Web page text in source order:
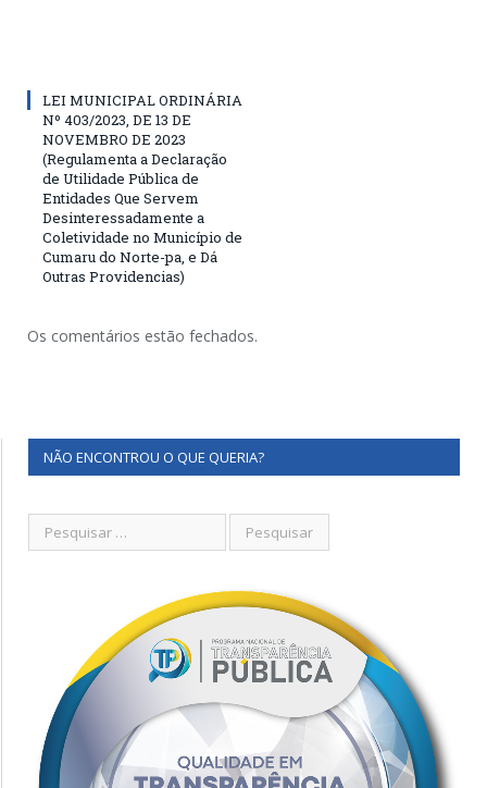
LEI MUNICIPAL ORDINÁRIA
Nº 403/2023, DE 13 DE
NOVEMBRO DE 2023
(Regulamenta a Declaração
de Utilidade Pública de
Entidades Que Servem
Desinteressadamente a
Coletividade no Município de
Cumaru do Norte-pa, e Dá
Outras Providencias)
Os comentários estão fechados.
NÃO ENCONTROU O QUE QUERIA?